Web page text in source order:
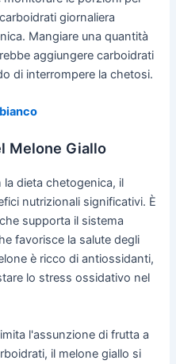
giornaliera
Mangiare una quantità
aggiungere carboidrati
di interrompere la chetosi.
Melone Giallo
la dieta chetogenica, il
nutrizionali significativi. È
supporta il sistema
favorisce la salute degli
è ricco di antiossidanti,
lo stress ossidativo nel
l'assunzione di frutta a
il melone giallo si